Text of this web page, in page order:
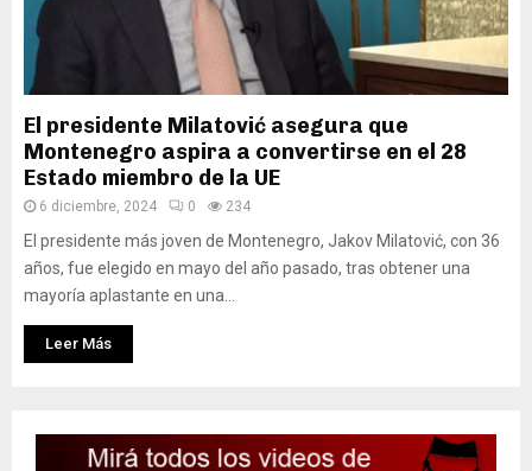
El presidente Milatović asegura que
Montenegro aspira a convertirse en el 28
Estado miembro de la UE
6 diciembre, 2024 0 234
El presidente más joven de Montenegro, Jakov Milatović, con 36
años, fue elegido en mayo del año pasado, tras obtener una
mayoría aplastante en una...
Leer Más